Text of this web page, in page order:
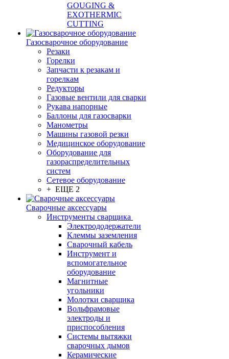
GOUGING &
EXOTHERMIC
CUTTING
Газосварочное оборудование
Резаки
Горелки
Запчасти к резакам и
горелкам
Редукторы
Газовые вентили для сварки
Рукава напорные
Баллоны для газосварки
Манометры
Машины газовой резки
Медицинское оборудование
Оборудование для
газораспределительных
систем
Сетевое оборудование
+ ЕЩЕ 2
Сварочные аксессуары
Инструменты сварщика
Электрододержатели
Клеммы заземления
Сварочный кабель
Инструмент и
вспомогательное
оборудование
Магнитные
угольники
Молотки сварщика
Вольфрамовые
электроды и
приспособления
Системы вытяжки
сварочных дымов
Керамические